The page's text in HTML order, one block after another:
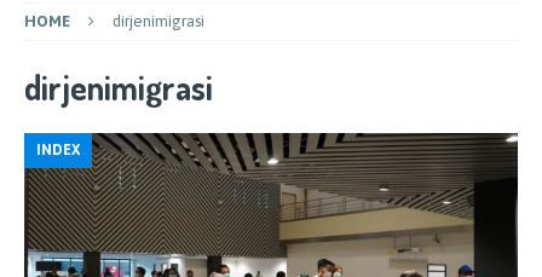
HOME dirjenimigrasi
dirjenimigrasi
INDEX